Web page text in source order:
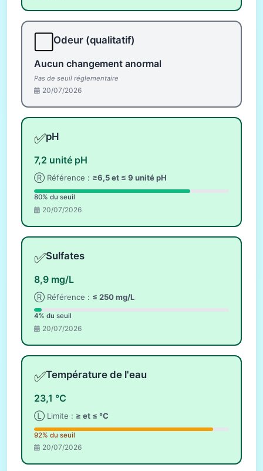
Odeur (qualitatif)
Aucun changement anormal
Pas de seuil réglementaire
20/07/2026
✅pH
7,2 unité pH
Ⓡ Référence : ≥6,5 et ≤ 9 unité pH
80% du seuil
20/07/2026
✅Sulfates
8,9 mg/L
Ⓡ Référence : ≤ 250 mg/L
4% du seuil
20/07/2026
✅Température de l'eau
23,1 °C
Ⓛ Limite : ≥ et ≤ °C
92% du seuil
20/07/2026